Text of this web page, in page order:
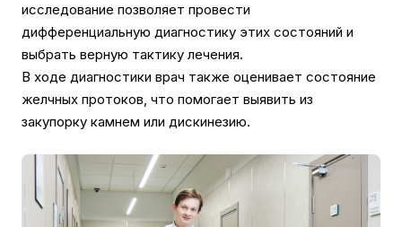
исследование позволяет провести
дифференциальную диагностику этих состояний и
выбрать верную тактику лечения.
В ходе диагностики врач также оценивает состояние
желчных протоков, что помогает выявить из
закупорку камнем или дискинезию.